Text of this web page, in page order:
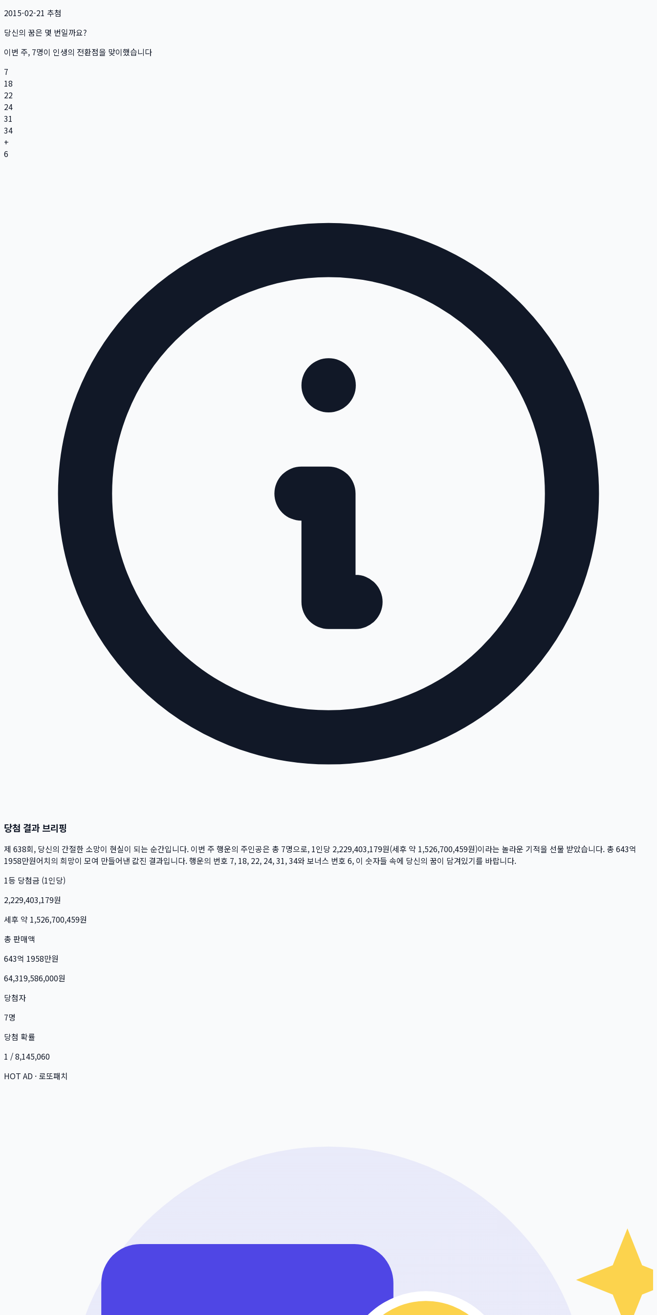
2015-02-21 추첨
당신의 꿈은 몇 번일까요?
이번 주, 7명이 인생의 전환점을 맞이했습니다
7
18
22
24
31
34
+
6
당첨 결과 브리핑
제 638회, 당신의 간절한 소망이 현실이 되는 순간입니다. 이번 주 행운의 주인공은 총 7명으로, 1인당 2,229,403,179원(세후 약 1,526,700,459원)이라는 놀라운 기적을 선물 받았습니다. 총 643억
1958만원어치의 희망이 모여 만들어낸 값진 결과입니다. 행운의 번호 7, 18, 22, 24, 31, 34와 보너스 번호 6, 이 숫자들 속에 당신의 꿈이 담겨있기를 바랍니다.
1등 당첨금 (1인당)
2,229,403,179원
세후 약 1,526,700,459원
총 판매액
643억 1958만원
64,319,586,000원
당첨자
7명
당첨 확률
1 / 8,145,060
HOT AD · 로또패치